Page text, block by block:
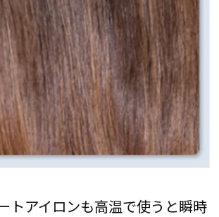
トアイロンも高温で使うと瞬時